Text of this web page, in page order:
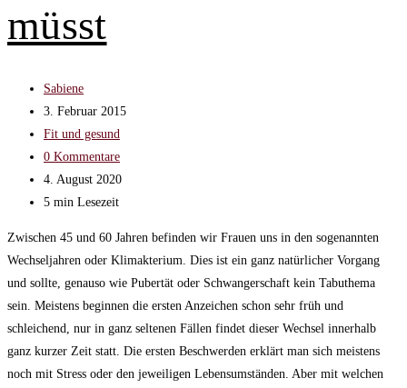
müsst
Beitrags-
Autor:
Sabiene
Beitrag
veröffentlicht:
3. Februar 2015
Beitrags-
Kategorie:
Fit und gesund
Beitrags-
Kommentare:
0 Kommentare
Beitrag
zuletzt
4. August 2020
Lesedauer:
5 min Lesezeit
Zwischen 45 und 60 Jahren befinden wir Frauen uns in den sogenannten
Wechseljahren oder Klimakterium. Dies ist ein ganz natürlicher Vorgang
und sollte, genauso wie Pubertät oder Schwangerschaft kein Tabuthema
sein. Meistens beginnen die ersten Anzeichen schon sehr früh und
schleichend, nur in ganz seltenen Fällen findet dieser Wechsel innerhalb
ganz kurzer Zeit statt. Die ersten Beschwerden erklärt man sich meistens
noch mit Stress oder den jeweiligen Lebensumständen. Aber mit welchen